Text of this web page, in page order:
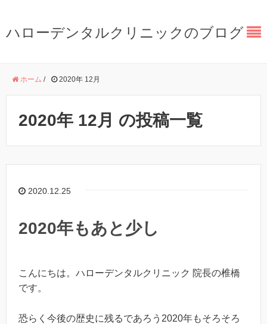
ハローデンタルクリニックのブログ
ホーム / 2020年 12月
2020年 12月 の投稿一覧
2020.12.25
2020年もあと少し
こんにちは。ハローデンタルクリニック 院長の椎橋
です。
恐らく今後の歴史に残るであろう2020年もそろそろ